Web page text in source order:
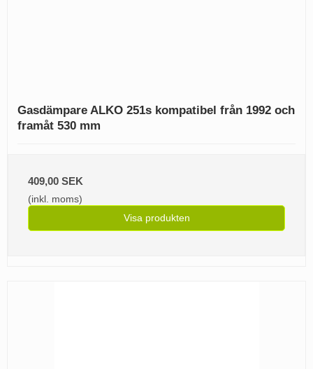
Gasdämpare ALKO 251s kompatibel från 1992 och
framåt 530 mm
409,00 SEK
(inkl. moms)
Visa produkten